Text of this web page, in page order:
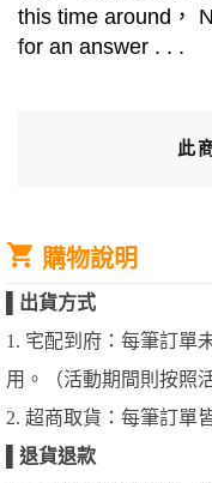
this time around，
for an answer . . .
此
購物說明
出貨方式
1. 宅配到府：每筆訂單
用。（活動期間則按照
2. 超商取貨：每筆訂單
退貨退款